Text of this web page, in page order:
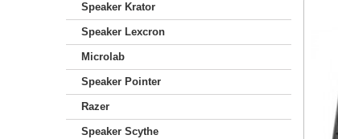
Speaker Krator
Speaker Lexcron
Microlab
Speaker Pointer
Razer
Speaker Scythe